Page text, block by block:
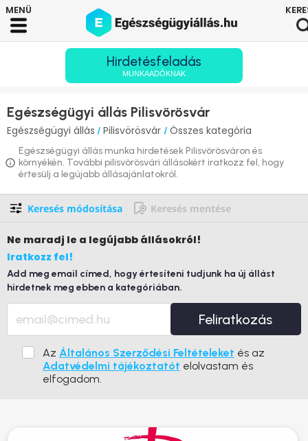
Hirdetésfeladás
MUNKAADÓKNAK
Egészségügyi állás Pilisvörösvár
Egészségügyi állás / Pilisvörösvár / Összes kategória
Egészségügyi állás munka hirdetések Pilisvörösváron és
környékén. További pilisvörösvári állásokért iratkozz fel, hogy
értesülj a legújabb állásajánlatokról.
Keresés módosítása Keresés mentése
Ne maradj le a legújabb állásokról!
Iratkozz fel!
Add meg email címed, hogy értesíteni tudjunk ha új állást
hirdetnek meg ebben a kategóriában.
Feliratkozás
Az Általános Szerződési Feltételeket és az
Adatvédelmi tájékoztatót elolvastam és
elfogadom.